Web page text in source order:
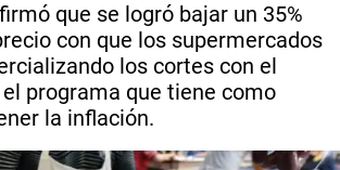
que se logró bajar un 35%
con que los supermercados
los cortes con el
programa que tiene como
la inflación.